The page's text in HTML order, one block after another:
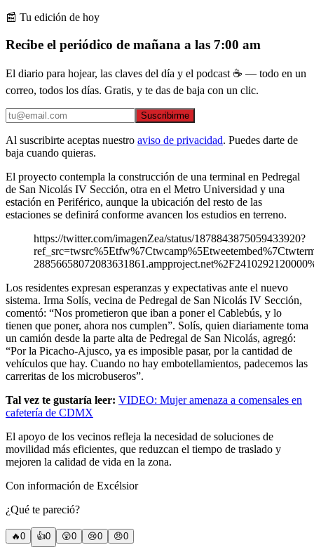
📰 Tu edición de hoy
Recibe el periódico de mañana a las 7:00 am
El diario para hojear, las claves del día y el podcast ☕ — todo en un
correo, todos los días. Gratis, y te das de baja con un clic.
Suscribirme
Al suscribirte aceptas nuestro aviso de privacidad. Puedes darte de
baja cuando quieras.
El proyecto contempla la construcción de una terminal en Pedregal
de San Nicolás IV Sección, otra en el Metro Universidad y una
estación en Periférico, aunque la ubicación del resto de las
estaciones se definirá conforme avancen los estudios en terreno.
https://twitter.com/imagenZea/status/1878843875059433920?
Los residentes expresan esperanzas y expectativas ante el nuevo
sistema. Irma Solís, vecina de Pedregal de San Nicolás IV Sección,
comentó: “Nos prometieron que iban a poner el Cablebús, y lo
tienen que poner, ahora nos cumplen”. Solís, quien diariamente toma
un camión desde la parte alta de Pedregal de San Nicolás, agregó:
“Por la Picacho-Ajusco, ya es imposible pasar, por la cantidad de
vehículos que hay. Cuando no hay embotellamientos, padecemos las
carreritas de los microbuseros”.
Tal vez te gustaría leer: VIDEO: Mujer amenaza a comensales en
cafetería de CDMX
El apoyo de los vecinos refleja la necesidad de soluciones de
movilidad más eficientes, que reduzcan el tiempo de traslado y
mejoren la calidad de vida en la zona.
Con información de Excélsior
¿Qué te pareció?
🔥0 👍0 😲0 😢0 😠0